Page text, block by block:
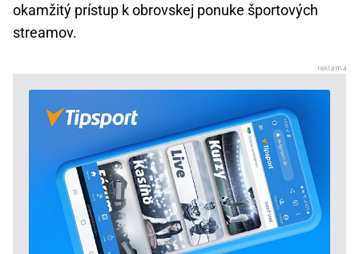
okamžitý prístup k obrovskej ponuke športových
streamov.